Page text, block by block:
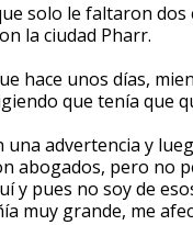
solo le faltaron
la ciudad Pharr.
hace unos días,
que tenía que
advertencia y
abogados, pero no
y pues no soy de
muy grande, me